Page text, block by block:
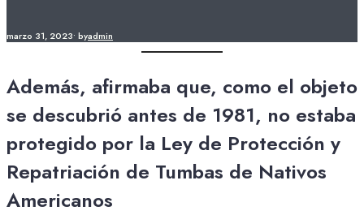
marzo 31, 2023• byadmin
Además, afirmaba que, como el objeto
se descubrió antes de 1981, no estaba
protegido por la Ley de Protección y
Repatriación de Tumbas de Nativos
Americanos